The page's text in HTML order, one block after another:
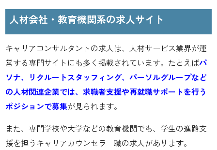
人材会社・教育機関系の求人サイト
キャリアコンサルタントの求人は、人材サービス業界が運
営する専門サイトにも多く掲載されています。たとえばパ
ソナ、リクルートスタッフィング、パーソルグループなど
の人材関連企業では、求職者支援や再就職サポートを行う
ポジションで募集が見られます。
また、専門学校や大学などの教育機関でも、学生の進路支
援を担うキャリアカウンセラー職の求人があります。